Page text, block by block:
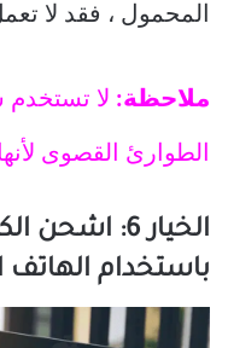
المحمول ، فقد لا
ملاحظة: لا تستخدم
الطوارئ القصوى
الخيار 6:
باستخدام الهاتف